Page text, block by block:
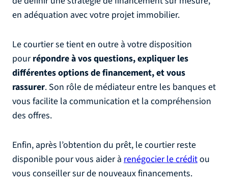
en adéquation avec votre projet immobilier.
Le courtier se tient en outre à votre disposition
pourrépondre à vos questions, expliquer les
différentes options de financement, et vous
rassurer. Son rôle de médiateur entre les banques et
vous facilite la communication et la compréhension
des offres.
Enfin, après l’obtention du prêt, le courtier reste
disponible pour vous aider à renégocier le créditou
vous conseiller sur de nouveaux financements.